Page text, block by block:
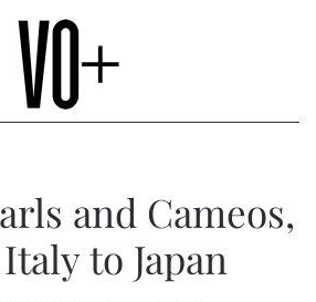
and Cameos,
to Japan